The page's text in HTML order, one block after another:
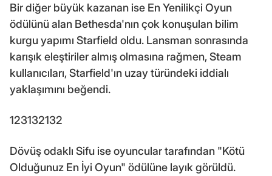
Bir diğer büyük kazanan ise En Yenilikçi Oyun
ödülünü alan Bethesda'nın çok konuşulan bilim
kurgu yapımı Starfield oldu. Lansman sonrasında
karışık eleştiriler almış olmasına rağmen, Steam
kullanıcıları, Starfield'ın uzay türündeki iddialı
yaklaşımını beğendi.
123132132
Dövüş odaklı Sifu ise oyuncular tarafından "Kötü
Olduğunuz En İyi Oyun" ödülüne layık görüldü.